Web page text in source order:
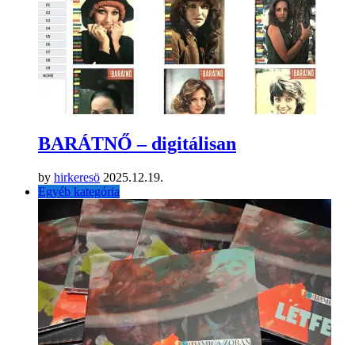
BARÁTNŐ – digitálisan
by hirkeresö 2025.12.19.
Egyéb kategória